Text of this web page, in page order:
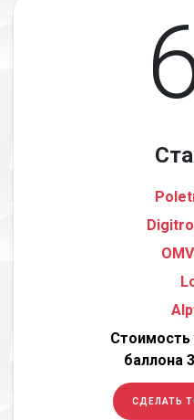
Стоимость
баллона
СДЕЛАТЬ